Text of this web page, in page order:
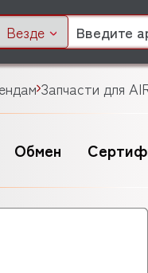
Везде
Запчасти для
Обмен